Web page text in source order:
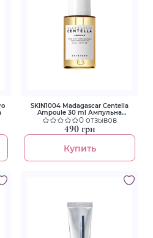
SKIN1004 Madagascar Centella
Ampoule 30 ml Ампульна
сироватка з екстрактом
центелли азіатської
0 отзывов
490 грн
Купить